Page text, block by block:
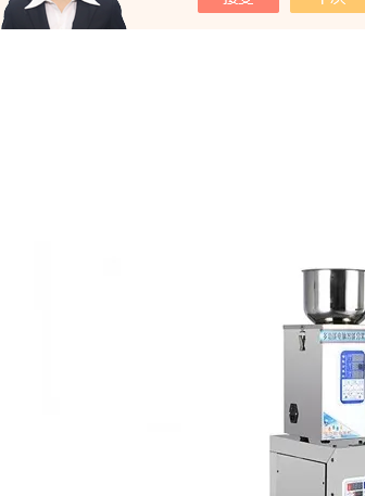
和稳定可靠的双轴高精度输出的PLC控